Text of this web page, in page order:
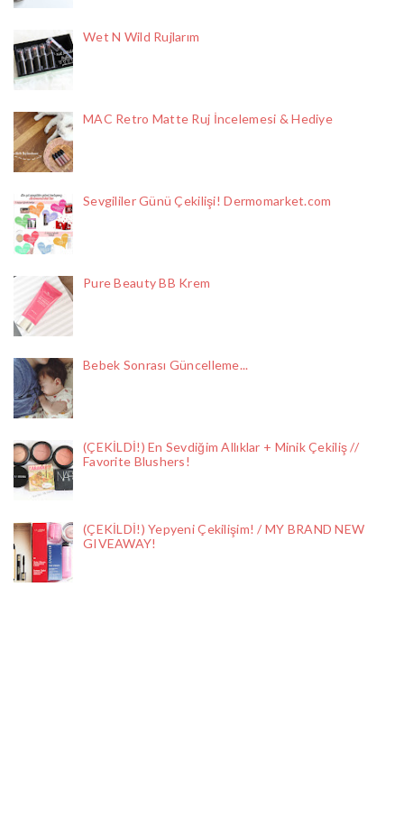
Wet N Wild Rujlarım
MAC Retro Matte Ruj İncelemesi & Hediye
Sevgililer Günü Çekilişi! Dermomarket.com
Pure Beauty BB Krem
Bebek Sonrası Güncelleme...
(ÇEKİLDİ!) En Sevdiğim Allıklar + Minik Çekiliş //
Favorite Blushers!
(ÇEKİLDİ!) Yepyeni Çekilişim! / MY BRAND NEW
GIVEAWAY!